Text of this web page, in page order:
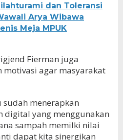
dan Toleransi
Arya Wibawa
Meja MPUK
Fierman juga
motivasi agar masyarakat
sudah menerapkan
digital yang menggunakan
sampah memilki nilai
dapat kita sinergikan